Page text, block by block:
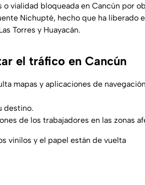
vialidad bloqueada en Cancún por
Nichupté, hecho que ha liberado
Torres y Huayacán.
el tráfico en Cancún
mapas y aplicaciones de
destino.
de los trabajadores en las zonas
vinilos y el papel están de vuelta